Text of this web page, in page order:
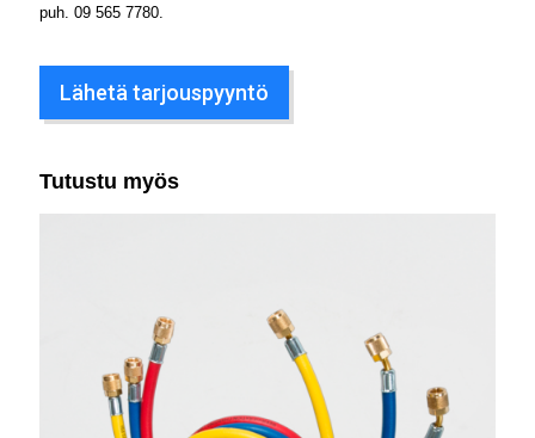
puh. 09 565 7780
Lähetä tarjouspyyntö
Tutustu myös